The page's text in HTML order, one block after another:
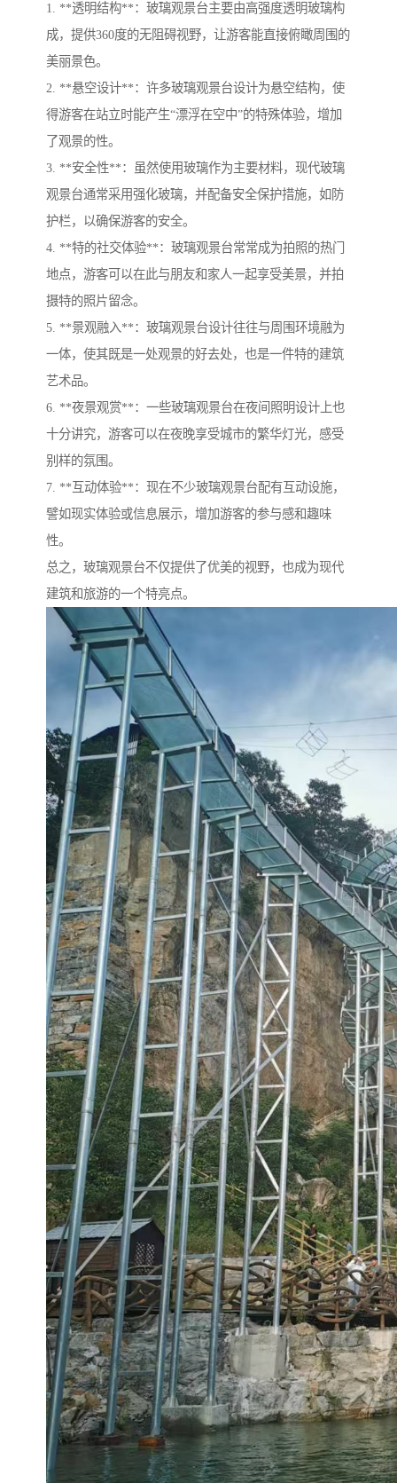
1. **透明结构**：玻璃观景台主要由高强度透明玻璃构
成，提供360度的无阻碍视野，让游客能直接俯瞰周围的
美丽景色。
2. **悬空设计**：许多玻璃观景台设计为悬空结构，使
得游客在站立时能产生“漂浮在空中”的特殊体验，增加
了观景的性。
3. **安全性**：虽然使用玻璃作为主要材料，现代玻璃
观景台通常采用强化玻璃，并配备安全保护措施，如防
护栏，以确保游客的安全。
4. **特的社交体验**：玻璃观景台常常成为拍照的热门
地点，游客可以在此与朋友和家人一起享受美景，并拍
摄特的照片留念。
5. **景观融入**：玻璃观景台设计往往与周围环境融为
一体，使其既是一处观景的好去处，也是一件特的建筑
艺术品。
6. **夜景观赏**：一些玻璃观景台在夜间照明设计上也
十分讲究，游客可以在夜晚享受城市的繁华灯光，感受
别样的氛围。
7. **互动体验**：现在不少玻璃观景台配有互动设施，
譬如现实体验或信息展示，增加游客的参与感和趣味
性。
总之，玻璃观景台不仅提供了优美的视野，也成为现代
建筑和旅游的一个特亮点。